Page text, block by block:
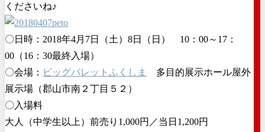
くださいね♪
〇日時：2018年4月7日（土）8日（日） 10：00～17：
00（16：30最終入場）
〇会場： ビッグパレットふくしま
多目的展示ホール屋外
展示場（郡山市南２丁目５２）
〇入場料
大人（中学生以上）前売り1,000円／当日1,200円